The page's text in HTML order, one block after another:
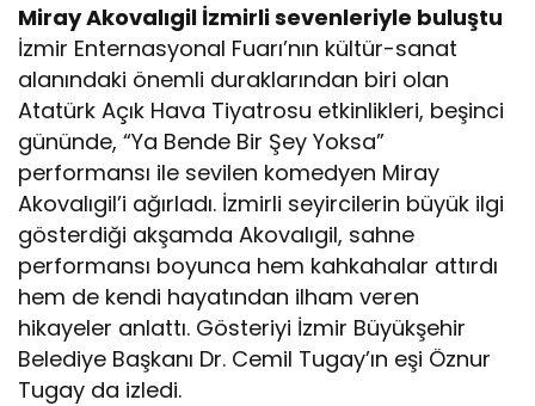
Miray Akovalıgil İzmirli sevenleriyle buluştu
İzmir Enternasyonal Fuarı’nın kültür-sanat
alanındaki önemli duraklarından biri olan
Atatürk Açık Hava Tiyatrosu etkinlikleri, beşinci
gününde, “Ya Bende Bir Şey Yoksa”
performansı ile sevilen komedyen Miray
Akovalıgil’i ağırladı. İzmirli seyircilerin büyük ilgi
gösterdiği akşamda Akovalıgil, sahne
performansı boyunca hem kahkahalar attırdı
hem de kendi hayatından ilham veren
hikayeler anlattı. Gösteriyi İzmir Büyükşehir
Belediye Başkanı Dr. Cemil Tugay’ın eşi Öznur
Tugay da izledi.